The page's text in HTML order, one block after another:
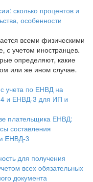
сколько процентов и
особенности
всеми физическими
с учетом иностранцев.
определяют, какие
или же ином случае.
плательщика ЕНВД:
составления
ЕНВД-3